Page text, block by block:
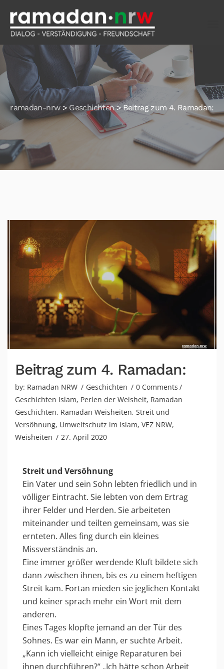
ramadan-nrw> Geschichten>Beitrag zum 4. Ramadan:
Beitrag zum 4. Ramadan:
by: Ramadan NRW Geschichten
0 Comments
Geschichten Islam, Perlen der Weisheit, Ramadan
Geschichten, Ramadan Weisheiten, Streit und
Versöhnung, Umweltschutz im Islam, VEZ NRW,
Weisheiten
27. April 2020
Streit und Versöhnung
Ein Vater und sein Sohn lebten friedlich und in
völliger Eintracht. Sie lebten von dem Ertrag
ihrer Felder und Herden. Sie arbeiteten
miteinander und teilten gemeinsam, was sie
ernteten. Alles fing durch ein kleines
Missverständnis an.
Eine immer größer werdende Kluft bildete sich
dann zwischen ihnen, bis es zu einem heftigen
Streit kam. Fortan mieden sie jeglichen Kontakt
und keiner sprach mehr ein Wort mit dem
anderen.
Eines Tages klopfte jemand an der Tür des
Sohnes. Es war ein Mann, er suchte Arbeit.
„Kann ich vielleicht einige Reparaturen bei
ihnen durchführen?“ „Ich hätte schon Arbeit